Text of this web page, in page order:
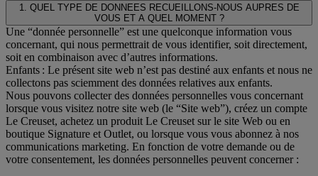
1. QUEL TYPE DE DONNEES RECUEILLONS-NOUS AUPRES DE
VOUS ET A QUEL MOMENT ?
Une “donnée personnelle” est une quelconque information vous
concernant, qui nous permettrait de vous identifier, soit directement,
soit en combinaison avec d’autres informations.
Enfants : Le présent site web n’est pas destiné aux enfants et nous ne
collectons pas sciemment des données relatives aux enfants.
Nous pouvons collecter des données personnelles vous concernant
lorsque vous visitez notre site web (le “Site web”), créez un compte
Le Creuset, achetez un produit Le Creuset sur le site Web ou en
boutique Signature et Outlet, ou lorsque vous vous abonnez à nos
communications marketing. En fonction de votre demande ou de
votre consentement, les données personnelles peuvent concerner :